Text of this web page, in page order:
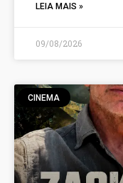
LEIA MAIS »
09/08/2026
CINEMA